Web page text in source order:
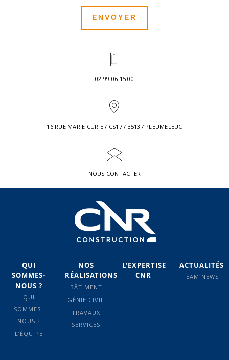
ENVOYER
02 99 06 15 00
16 RUE MARIE CURIE / CS17 / 35137 PLEUMELEUC
NOUS CONTACTER
QUI
SOMMES-
NOUS ?
QUI
SOMMES-
NOUS ?
L’ÉQUIPE
NOS
RÉALISATIONS
BÂTIMENT
GÉNIE CIVIL
TRAVAUX
SERVICES
L’EXPERTISE
CNR
ACTUALITÉS
TEAM NEWS